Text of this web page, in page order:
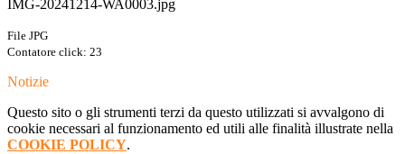
IMG-20241214-WA0003.jpg
File JPG
Contatore click: 23
Notizie
Questo sito o gli strumenti terzi da questo utilizzati si avvalgono di
cookie necessari al funzionamento ed utili alle finalità illustrate nella
COOKIE POLICY.